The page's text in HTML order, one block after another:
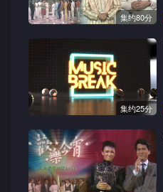
集约80分
集约25分